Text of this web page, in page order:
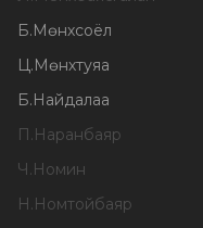
Б.Мөнхсоёл
Ц.Мөнхтуяа
Б.Найдалаа
П.Наранбаяр
Ч.Номин
Н.Номтойбаяр